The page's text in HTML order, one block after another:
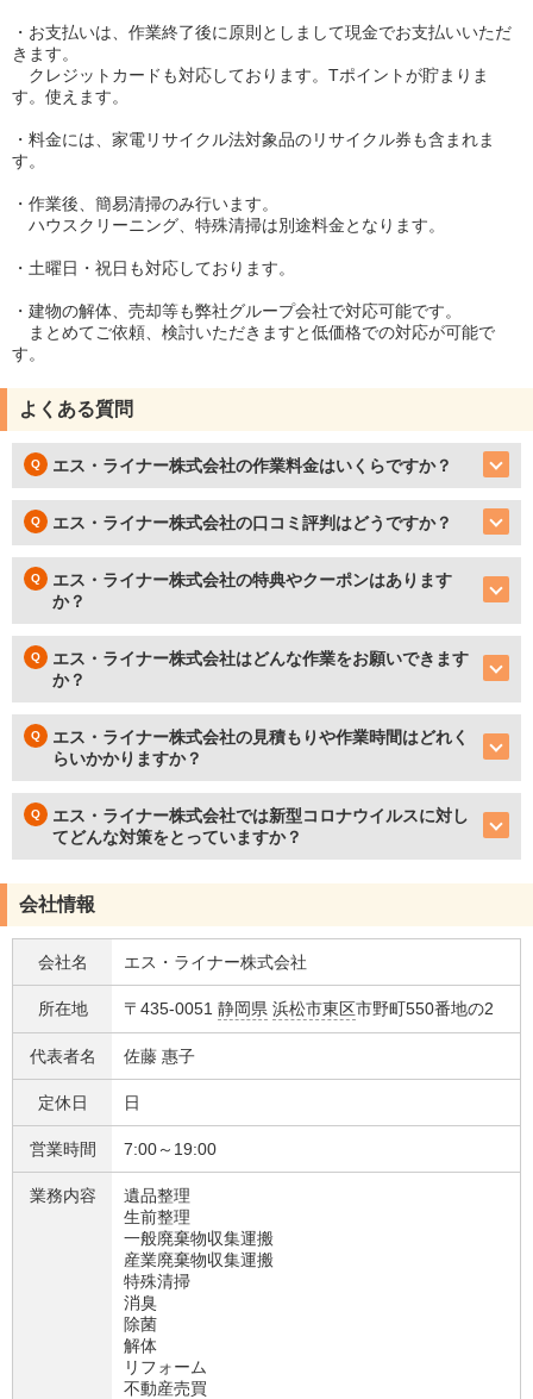
・お支払いは、作業終了後に原則としまして現金でお支払いいただ
きます。
クレジットカードも対応しております。Tポイントが貯まりま
す。使えます。
・料金には、家電リサイクル法対象品のリサイクル券も含まれま
す。
・作業後、簡易清掃のみ行います。
ハウスクリーニング、特殊清掃は別途料金となります。
・土曜日・祝日も対応しております。
・建物の解体、売却等も弊社グループ会社で対応可能です。
まとめてご依頼、検討いただきますと低価格での対応が可能で
す。
よくある質問
エス・ライナー株式会社の作業料金はいくらですか？
エス・ライナー株式会社の口コミ評判はどうですか？
エス・ライナー株式会社の特典やクーポンはあります
か？
エス・ライナー株式会社はどんな作業をお願いできます
か？
エス・ライナー株式会社の見積もりや作業時間はどれく
らいかかりますか？
エス・ライナー株式会社では新型コロナウイルスに対し
てどんな対策をとっていますか？
会社情報
会社名 エス・ライナー株式会社
所在地 〒435-0051 静岡県 浜松市東区市野町550番地の2
代表者名 佐藤 惠子
定休日 日
営業時間 7:00～19:00
業務内容
遺品整理
生前整理
一般廃棄物収集運搬
産業廃棄物収集運搬
特殊清掃
消臭
除菌
解体
リフォーム
不動産売買